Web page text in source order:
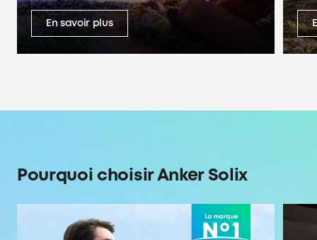
En savoir plus
Pourquoi choisir Anker Solix